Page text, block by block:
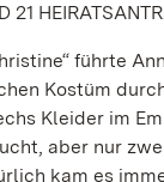
21
führte
Kostüm
Kleider im
aber nur
kam es